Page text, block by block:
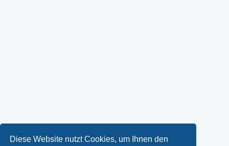
Diese Website nutzt Cookies, um Ihnen den